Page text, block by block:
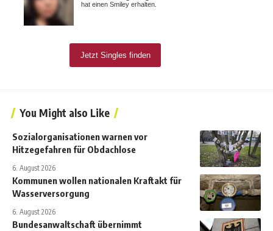
You Might also Like
Sozialorganisationen warnen vor
Hitzegefahren für Obdachlose
6. August 2026
Kommunen wollen nationalen Kraftakt für
Wasserversorgung
6. August 2026
Bundesanwaltschaft übernimmt